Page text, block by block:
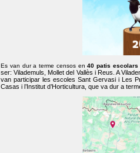
Es van dur a terme censos en40 patis escolars
ser: Vilademuls, Mollet del Vallès i Reus. A
van participar les escoles Sant Gervasi i Les
Casas i l’Institut d’Horticultura, que va dur a